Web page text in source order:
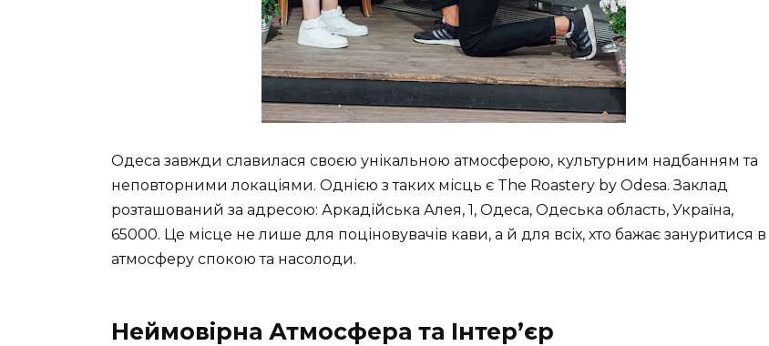
Одеса завжди славилася своєю унікальною атмосферою, культурним надбанням та
неповторними локаціями. Однією з таких місць є The Roastery by Odesa. Заклад
розташований за адресою: Аркадійська Алея, 1, Одеса, Одеська область, Україна,
65000. Це місце не лише для поціновувачів кави, а й для всіх, хто бажає зануритися в
атмосферу спокою та насолоди.
Неймовірна Атмосфера та Інтер’єр